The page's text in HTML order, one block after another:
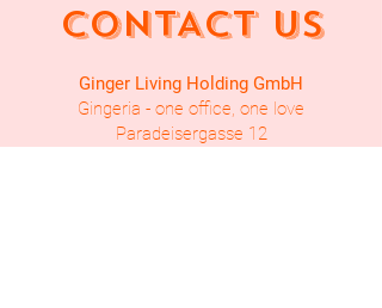
CONTACT US
Ginger Living Holding GmbH
Gingeria - one office, one love
Paradeisergasse 12